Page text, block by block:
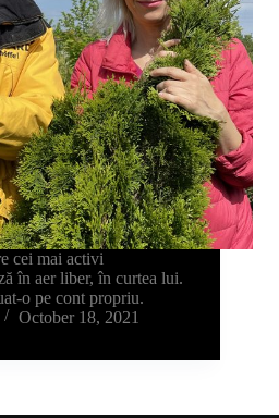
cei mai activi
în aer liber, în curtea lui.
o pe cont propriu.
October 18, 2021